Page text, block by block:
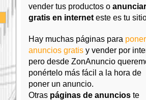
Motor
vender tus productos o
gratis en internet este es tu
Hay muchas páginas para poner
anuncios gratis y vender por
pero desde ZonAnuncio
ponértelo más fácil a la hora de
poner un anuncio.
Otras páginas de anuncios te